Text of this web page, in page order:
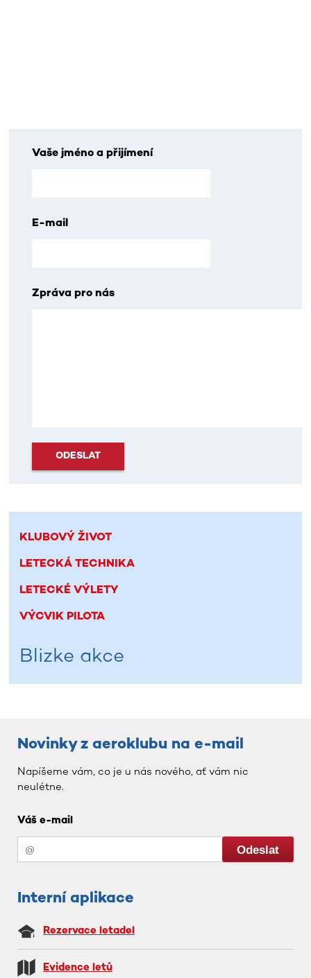
Vaše jméno a přijímení
E-mail
Zpráva pro nás
ODESLAT
KLUBOVÝ ŽIVOT
LETECKÁ TECHNIKA
LETECKÉ VÝLETY
VÝCVIK PILOTA
Blizke akce
Novinky z aeroklubu na e-mail
Napíšeme vám, co je u nás nového, ať vám nic
neulétne.
Váš e-mail
Interní aplikace
Rezervace letadel
Evidence letů